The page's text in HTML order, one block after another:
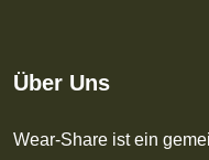
Über Uns
Wear-Share ist ein